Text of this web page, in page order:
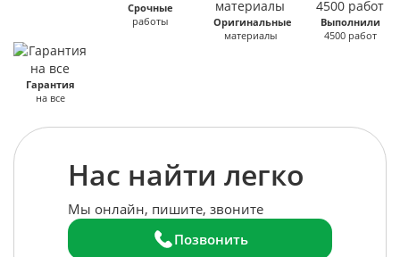
Срочные
работы
Оригинальные
материалы
Выполнили
4500 работ
Гарантия
на все
Нас найти легко
Мы онлайн, пишите, звоните
Позвонить